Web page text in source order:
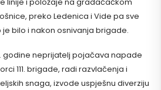
preko Ledenica i Vide pa sve
bilo i nakon osnivanja brigade.
godine neprijatelj pojačava napade
111. brigade, radi razvlačenja i
snaga, izvode uspješnu diverziju